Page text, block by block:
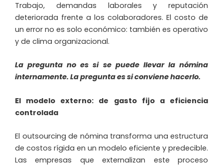
Trabajo, demandas laborales y reputación
deteriorada frente a los colaboradores. El costo de
un error no es solo económico: también es operativo
y de clima organizacional.
La pregunta no es si se puede llevar la nómina
internamente. La pregunta es si conviene hacerlo.
El modelo externo: de gasto fijo a eficiencia
controlada
El outsourcing de nómina transforma una estructura
de costos rígida en un modelo eficiente y predecible.
Las empresas que externalizan este proceso